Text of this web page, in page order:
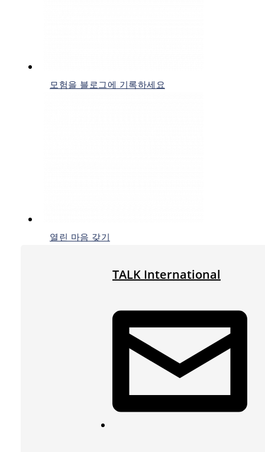
모험을 블로그에 기록하세요
열린 마음 갖기
TALK International